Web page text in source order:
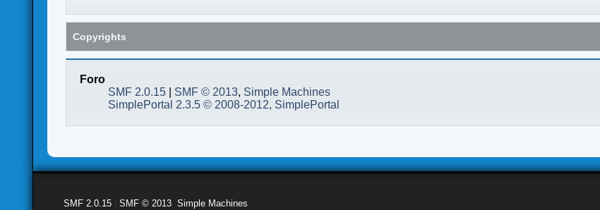
Copyrights
Foro
SMF 2.0.15
SMF © 2013, Simple Machines
SimplePortal 2.3.5 © 2008-2012, SimplePortal
SMF 2.0.15 |SMF © 2013 ,Simple Machines